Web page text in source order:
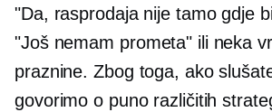
"Da, rasprodaja nije tamo gdje
"Još nemam prometa" ili neka
praznine. Zbog toga, ako
govorimo o puno različitih